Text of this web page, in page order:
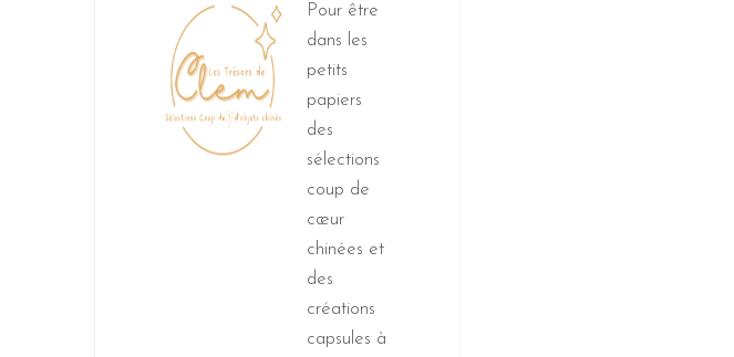
Pour être
dans les
petits
papiers
des
sélections
coup de
cœur
chinées et
des
créations
capsules à